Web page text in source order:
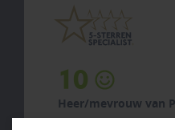
10
Heer/mevrouw F...